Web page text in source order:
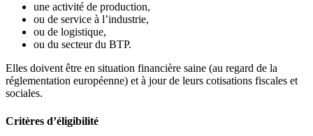
une activité de production,
ou de service à l’industrie,
ou de logistique,
ou du secteur du BTP.
Elles doivent être en situation financière saine (au regard de la
réglementation européenne) et à jour de leurs cotisations fiscales et
sociales.
Critères d’éligibilité